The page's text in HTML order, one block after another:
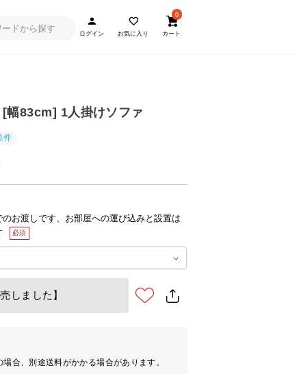
ログイン お気に入り
0
カート
幅83cm] 1人掛けソファ
1件
お渡しです、お部屋への運び込みと設置は
売しました】
合、別途送料がかかる場合があります。